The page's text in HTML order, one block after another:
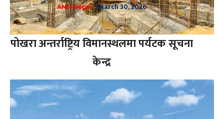
ANN Nepal -March 30, 2026
पोखरा अन्तर्राष्ट्रिय विमानस्थलमा पर्यटक सूचना
केन्द्र